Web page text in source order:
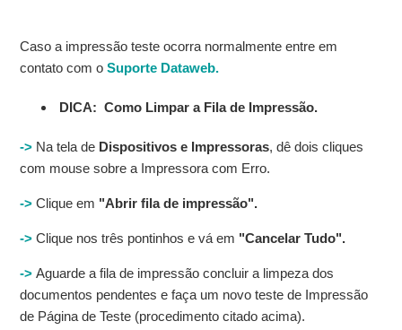
Caso a impressão teste ocorra normalmente entre em
contato com oSuporte Dataweb.
DICA: Como Limpar a Fila de Impressão.
-> Na tela de Dispositivos e Impressoras, dê dois cliques
com mouse sobre a Impressora com Erro.
-> Clique em "Abrir fila de impressão".
-> Clique nos três pontinhos e vá em "Cancelar Tudo".
-> Aguarde a fila de impressão concluir a limpeza dos
documentos pendentes e faça um novo teste de Impressão
de Página de Teste (procedimento citado acima).